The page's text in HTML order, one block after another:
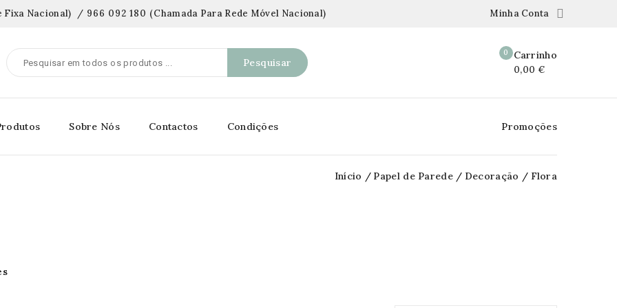
Fixa Nacional) / 966 092 180 (Chamada Para Rede Móvel Nacional) Minha Conta 
0 Carrinho
0,00 €
Pesquisar
Sobre Nós Contactos Condições Promoções
Início Papel de Parede Decoração Flora